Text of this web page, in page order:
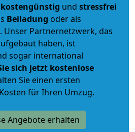
kostengünstig und stressfrei
Beiladung oder als
. Unser Partnernetzwerk, das
haben, ist
sogar international
sich jetzt kostenlose
Sie einen ersten
für Ihren Umzug.
Angebote erhalten